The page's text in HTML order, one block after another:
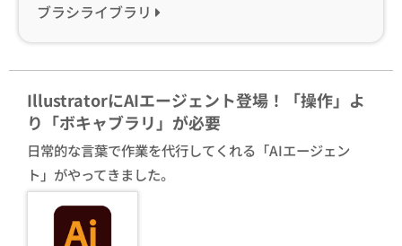
ブラシライブラリ
IllustratorにAIエージェント登場！「操作」よ
り「ボキャブラリ」が必要
日常的な言葉で作業を代行してくれる「AIエージェン
ト」がやってきました。